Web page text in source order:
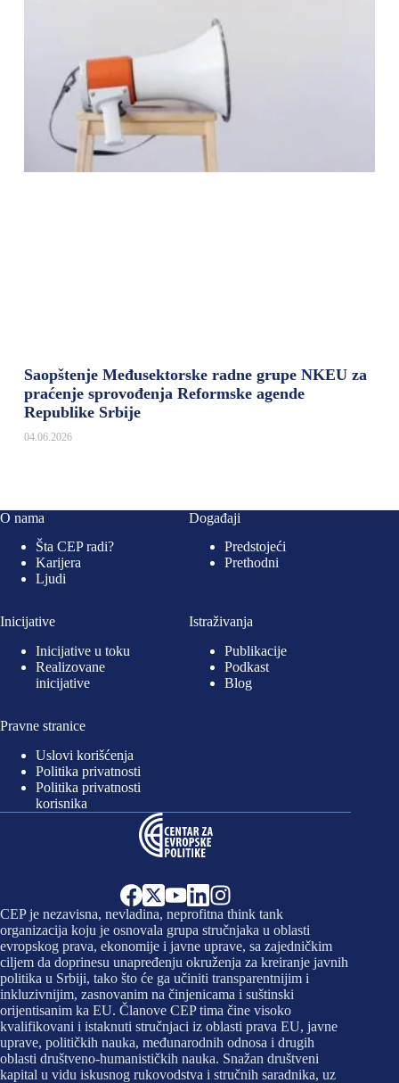
Saopštenje Međusektorske radne grupe NKEU za
praćenje sprovođenja Reformske agende
Republike Srbije
04.06.2026
O nama
Šta CEP radi?
Karijera
Ljudi
Događaji
Predstojeći
Prethodni
Inicijative
Inicijative u toku
Realizovane
inicijative
Istraživanja
Publikacije
Podkast
Blog
Pravne stranice
Uslovi korišćenja
Politika privatnosti
Politika privatnosti
korisnika
CEP je nezavisna, nevladina, neprofitna think tank
organizacija koju je osnovala grupa stručnjaka u oblasti
evropskog prava, ekonomije i javne uprave, sa zajedničkim
ciljem da doprinesu unapređenju okruženja za kreiranje javnih
politika u Srbiji, tako što će ga učiniti transparentnijim i
inkluzivnijim, zasnovanim na činjenicama i suštinski
orijentisanim ka EU. Članove CEP tima čine visoko
kvalifikovani i istaknuti stručnjaci iz oblasti prava EU, javne
uprave, političkih nauka, međunarodnih odnosa i drugih
oblasti društveno-humanističkih nauka. Snažan društveni
kapital u vidu iskusnog rukovodstva i stručnih saradnika, uz